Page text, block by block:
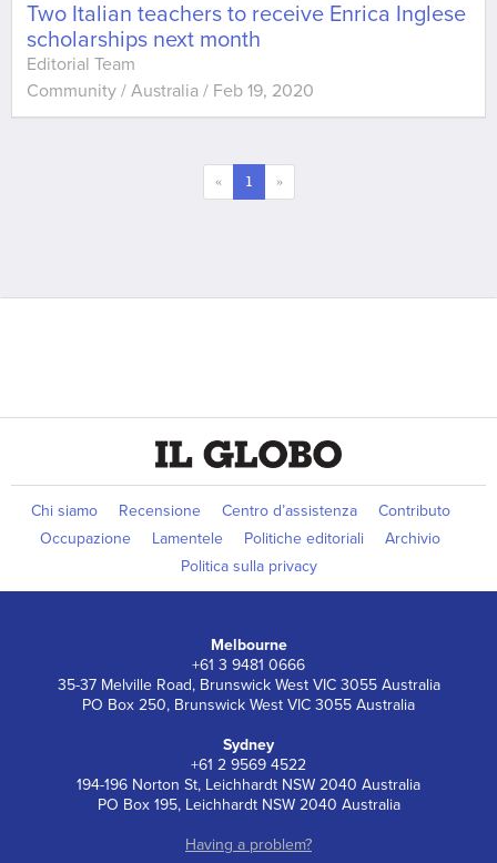
Two Italian teachers to receive Enrica Inglese
scholarships next month
Editorial Team
Community / Australia / Feb 19, 2020
« 1 »
Chi siamo Recensione Centro d’assistenza
Contributo
Occupazione
Lamentele Politiche editoriali
Archivio
Politica sulla privacy
Melbourne
+61 3 9481 0666
35-37 Melville Road, Brunswick West VIC 3055 Australia
PO Box 250, Brunswick West VIC 3055 Australia
Sydney
+61 2 9569 4522
194-196 Norton St, Leichhardt NSW 2040 Australia
PO Box 195, Leichhardt NSW 2040 Australia
Having a problem?